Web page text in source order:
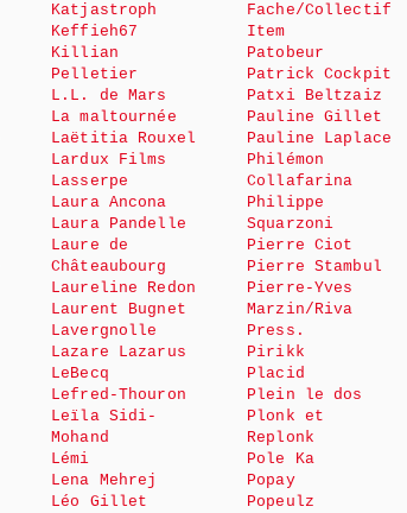
Katjastroph
Keffieh67
Killian
Pelletier
L.L. de Mars
La maltournée
Laëtitia Rouxel
Lardux Films
Lasserpe
Laura Ancona
Laura Pandelle
Laure de
Châteaubourg
Laureline Redon
Laurent Bugnet
Lavergnolle
Lazare Lazarus
LeBecq
Lefred-Thouron
Leïla Sidi-
Mohand
Lémi
Lena Mehrej
Léo Gillet
Fache/Collectif
Item
Patobeur
Patrick Cockpit
Patxi Beltzaiz
Pauline Gillet
Pauline Laplace
Philémon
Collafarina
Philippe
Squarzoni
Pierre Ciot
Pierre Stambul
Pierre-Yves
Marzin/Riva
Press.
Pirikk
Placid
Plein le dos
Plonk et
Replonk
Pole Ka
Popay
Popeulz